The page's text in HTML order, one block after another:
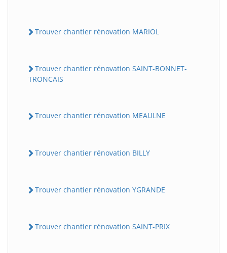
Trouver chantier rénovation MARIOL
Trouver chantier rénovation SAINT-BONNET-
TRONCAIS
Trouver chantier rénovation MEAULNE
Trouver chantier rénovation BILLY
Trouver chantier rénovation YGRANDE
Trouver chantier rénovation SAINT-PRIX